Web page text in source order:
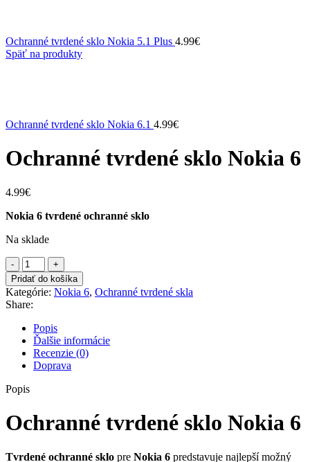
Ochranné tvrdené sklo Nokia 5.1 Plus 4.99€
Späť na produkty
Ochranné tvrdené sklo Nokia 6.1 4.99€
Ochranné tvrdené sklo Nokia 6
4.99€
Nokia 6 tvrdené ochranné sklo
Na sklade
množstvo
Ochranné
tvrdené
sklo
Nokia
6
Pridať do košíka
Kategórie: Nokia 6, Ochranné tvrdené skla
Share:
Popis
Ďalšie informácie
Recenzie (0)
Doprava
Popis
Ochranné tvrdené sklo Nokia 6
Tvrdené ochranné sklo pre Nokia 6 predstavuje najlepší možný